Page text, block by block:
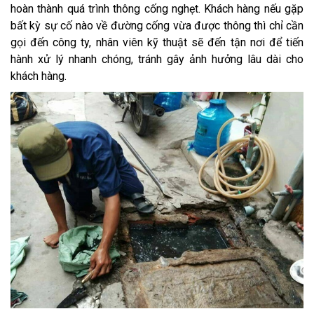
hoàn thành quá trình thông cống nghẹt. Khách hàng nếu gặp
bất kỳ sự cố nào về đường cống vừa được thông thì chỉ cần
gọi đến công ty, nhân viên kỹ thuật sẽ đến tận nơi để tiến
hành xử lý nhanh chóng, tránh gây ảnh hưởng lâu dài cho
khách hàng.